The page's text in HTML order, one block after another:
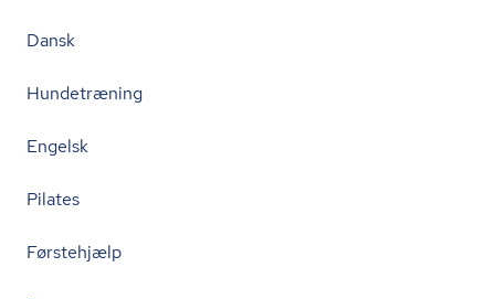
Dansk
Hundetræning
Engelsk
Pilates
Førstehjælp